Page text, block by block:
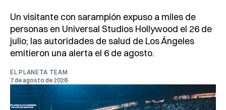
Un visitante con sarampión expuso a miles de
personas en Universal Studios Hollywood el 26 de
julio; las autoridades de salud de Los Ángeles
emitieron una alerta el 6 de agosto.
EL PLANETA TEAM
7 de agosto de 2026